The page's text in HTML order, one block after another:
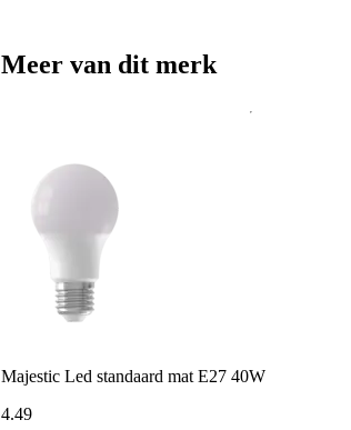
Meer van dit merk
Majestic Led standaard mat E27 40W
4.49